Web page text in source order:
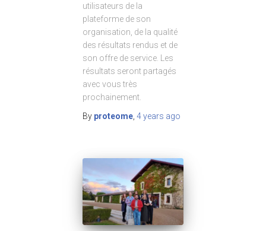
utilisateurs de la
plateforme de son
organisation, de la qualité
des résultats rendus et de
son offre de service. Les
résultats seront partagés
avec vous très
prochainement.
By proteome 4 years ago